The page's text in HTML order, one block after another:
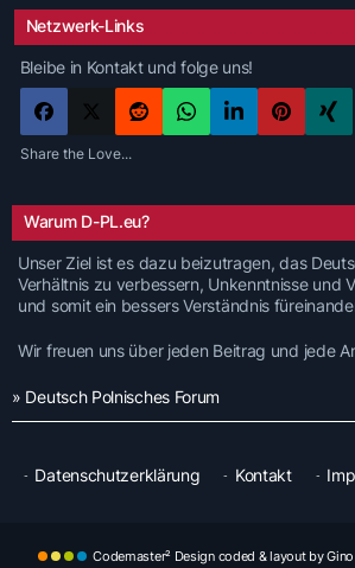
Netzwerk-Links
Bleibe in Kontakt und folge uns!
Share the Love...
Warum D-PL.eu?
Unser Ziel ist es dazu beizutragen, das
Verhältnis zu verbessern, Unkenntnisse und
und somit ein bessers Verständnis
Wir freuen uns über jeden Beitrag und jede
» Deutsch Polnisches Forum
Datenschutzerklärung Kontakt
Codemaster² Design coded & layout by